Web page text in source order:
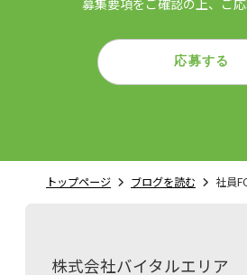
募集要項をご確認の上、ご応
応募する
トップページ ブログを読む 社員
株式会社バイタルエリア